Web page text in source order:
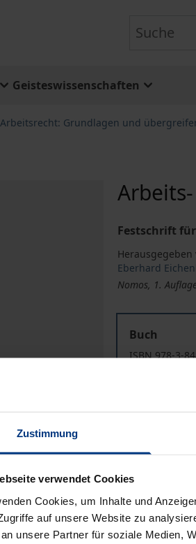
Zustimmung
verwendet Cookies
Cookies, um Inhalte und
auf unsere Website zu
unsere Partner für soziale Medien,
Geisteswissenschaften
Arbeitsrecht: Grundlagen und
Festschrift
Herausgegeben
Eberhard
Nomos, 1.
Buch
ISBN 978-3-
Preisangaben
Hinweise zu